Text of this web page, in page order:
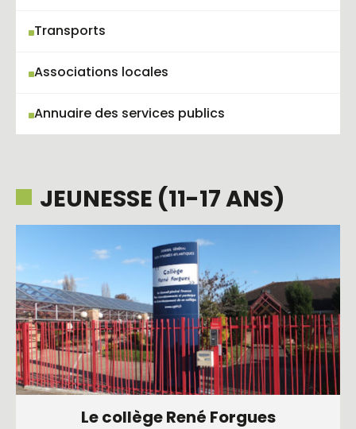
Transports
Associations locales
Annuaire des services publics
JEUNESSE (11-17 ANS)
Le collège René Forgues